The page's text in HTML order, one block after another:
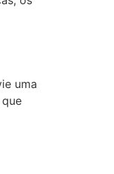
uma